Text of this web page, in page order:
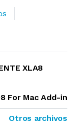
XLA8
For Mac Add-in
Otros archivos